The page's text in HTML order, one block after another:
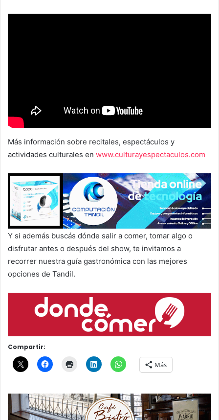
Más información sobre recitales, espectáculos y
actividades culturales en www.culturayespectaculos.com
Y si además buscás dónde salir a comer, tomar algo o
disfrutar antes o después del show, te invitamos a
recorrer nuestra guía gastronómica con las mejores
opciones de Tandil.
Compartir:
Más